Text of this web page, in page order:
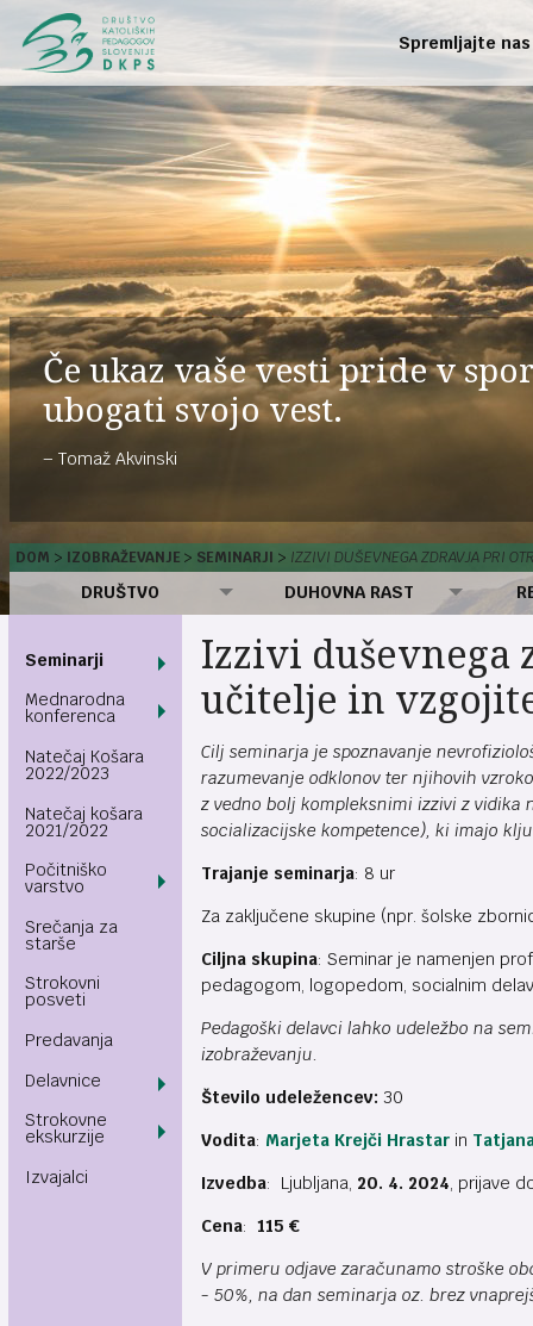
Spremljajte nas
Če ukaz vaše vesti pride v
ubogati svojo vest.
Tomaž Akvinski
DOM IZOBRAŽEVANJE SEMINARJI IZZIVI DUŠEVNEGA ZDRAVJA PRI
DRUŠTVO DUHOVNA RAST
Seminarji
Mednarodna
konferenca
Natečaj Košara
2022/2023
Natečaj košara
2021/2022
Počitniško
varstvo
Srečanja za
starše
Strokovni
posveti
Predavanja
Delavnice
Strokovne
ekskurzije
Izvajalci
Izzivi duševnega
učitelje in
Cilj seminarja je spoznavanje
razumevanje odklonov ter njihovih
z vedno bolj kompleksnimi izzivi z vidika
socializacijske kompetence), ki imajo
Trajanje seminarja: 8 ur
Za zaključene skupine (npr. šolske
Ciljna skupina: Seminar je namenjen
pedagogom, logopedom, socialnim
Pedagoški delavci lahko udeležbo na
izobraževanju.
Število udeležencev: 30
Vodita: Marjeta Krejči Hrastarin
Izvedba: Ljubljana, 20. 4. 2024, prijave
Cena: 115 €
V primeru odjave zaračunamo stroške
- 50%, na dan seminarja oz. brez